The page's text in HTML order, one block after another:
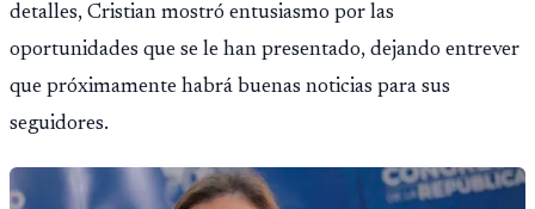
detalles, Cristian mostró entusiasmo por las
oportunidades que se le han presentado, dejando entrever
que próximamente habrá buenas noticias para sus
seguidores.